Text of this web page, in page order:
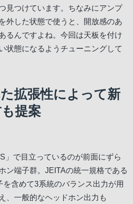
見つけています。ちなみにアンプ
外した状態で使うと、開放感のあ
るんですよね。今回は天板を付け
状態になるようチューニングして
拡張性によって新
提案
」で目立っているのが前面にずら
ン端子群。JEITAの統一規格である
含めて3系統のバランス出力が用
、一般的なヘッドホン出力も